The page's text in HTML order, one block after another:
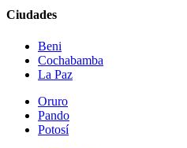
Ciudades
Beni
Cochabamba
La Paz
Oruro
Pando
Potosí